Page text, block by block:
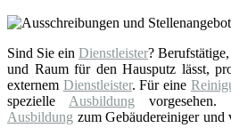
Sind Sie ein Dienstleister?
und Raum für den Hausputz lässt,
externem Dienstleister. Für eine
spezielle Ausbildung
Ausbildung zum Gebäudereiniger